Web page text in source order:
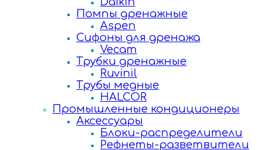
Помпы дренажные
Aspen
Сифоны для дренажа
Vecam
Трубки дренажные
Ruvinil
Трубы медные
HALCOR
Промышленные кондиционеры
Аксессуары
Блоки-распределители
Рефнеты-разветвители